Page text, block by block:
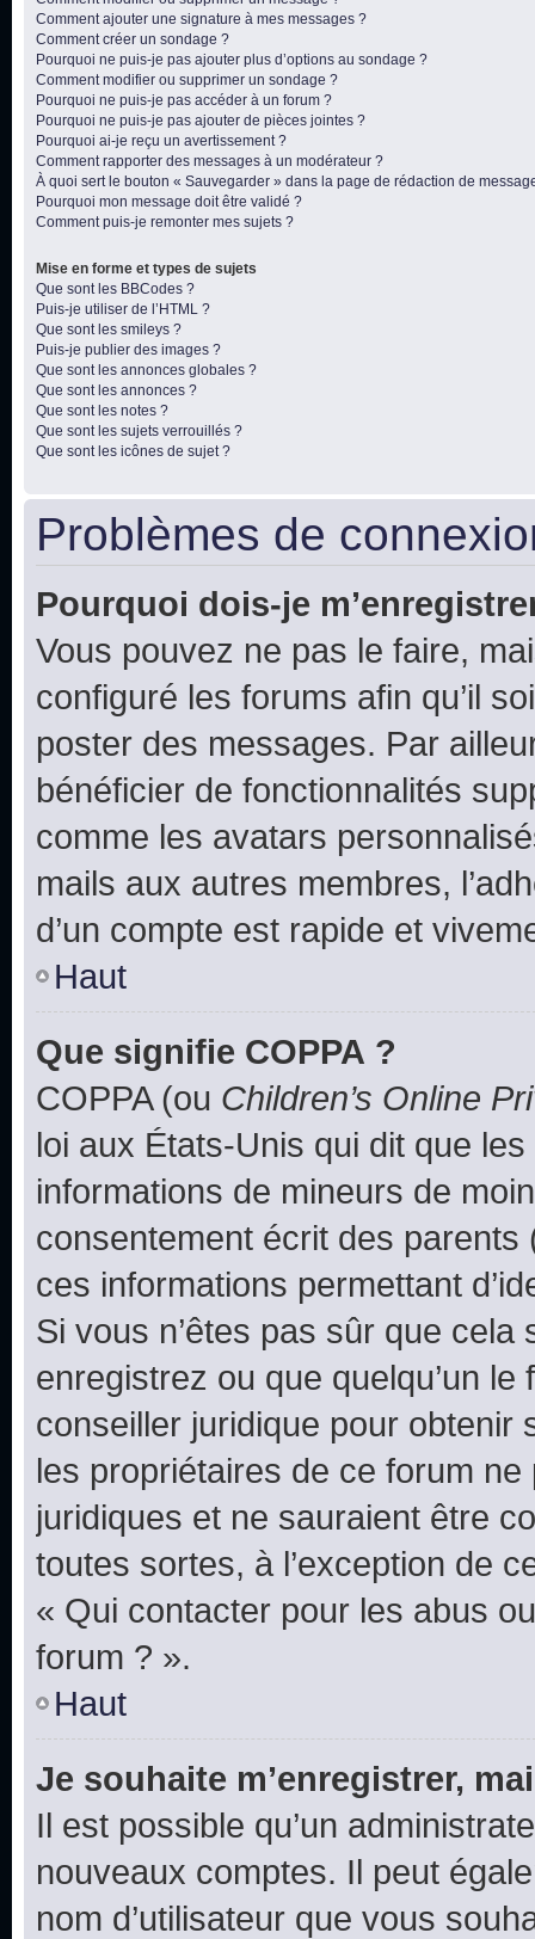
Comment ajouter une signature à mes messages ?
Comment créer un sondage ?
Pourquoi ne puis-je pas ajouter plus d’options au sondage ?
Comment modifier ou supprimer un sondage ?
Pourquoi ne puis-je pas accéder à un forum ?
Pourquoi ne puis-je pas ajouter de pièces jointes ?
Pourquoi ai-je reçu un avertissement ?
Comment rapporter des messages à un modérateur ?
À quoi sert le bouton « Sauvegarder » dans la page de rédaction de
Pourquoi mon message doit être validé ?
Comment puis-je remonter mes sujets ?
Mise en forme et types de sujets
Que sont les BBCodes ?
Puis-je utiliser de l’HTML ?
Que sont les smileys ?
Puis-je publier des images ?
Que sont les annonces globales ?
Que sont les annonces ?
Que sont les notes ?
Que sont les sujets verrouillés ?
Que sont les icônes de sujet ?
Problèmes de
Pourquoi dois-je
Vous pouvez ne pas le faire,
configuré les forums afin qu’il
poster des messages. Par
bénéficier de fonctionnalités
comme les avatars
mails aux autres membres,
d’un compte est rapide et
Haut
Que signifie COPPA ?
COPPA (ou Children’s Online
loi aux États-Unis qui dit que
informations de mineurs de
consentement écrit des parents
ces informations permettant
Si vous n’êtes pas sûr que
enregistrez ou que quelqu’un
conseiller juridique pour obtenir
les propriétaires de ce forum
juridiques et ne sauraient être
toutes sortes, à l’exception de
« Qui contacter pour les abus
forum ? ».
Haut
Je souhaite m’enregistrer,
Il est possible qu’un
nouveaux comptes. Il peut
nom d’utilisateur que vous